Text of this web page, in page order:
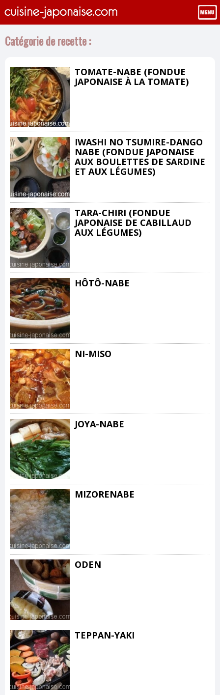
Catégorie de recette :
TOMATE-NABE (FONDUE
JAPONAISE À LA TOMATE)
IWASHI NO TSUMIRE-DANGO
NABE (FONDUE JAPONAISE
AUX BOULETTES DE SARDINE
ET AUX LÉGUMES)
TARA-CHIRI (FONDUE
JAPONAISE DE CABILLAUD
AUX LÉGUMES)
HÔTÔ-NABE
NI-MISO
JOYA-NABE
MIZORENABE
ODEN
TEPPAN-YAKI